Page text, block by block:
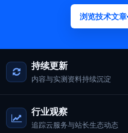
浏览技术文章
持续更新
内容与实测资料持续沉淀
行业观察
追踪云服务与站长生态动态